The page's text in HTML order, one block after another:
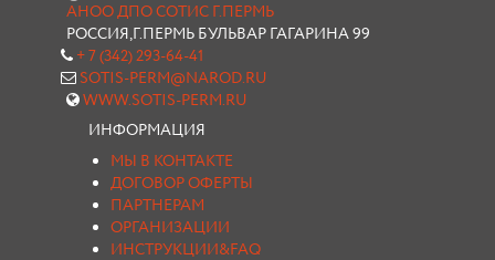
АНОО ДПО СОТИС Г.ПЕРМЬ
РОССИЯ,Г.ПЕРМЬ БУЛЬВАР ГАГАРИНА 99
+ 7 (342) 293-64-41
SOTIS-PERM@NAROD.RU
WWW.SOTIS-PERM.RU
ИНФОРМАЦИЯ
МЫ В КОНТАКТЕ
ДОГОВОР ОФЕРТЫ
ПАРТНЕРАМ
ОРГАНИЗАЦИИ
ИНСТРУКЦИИ&FAQ